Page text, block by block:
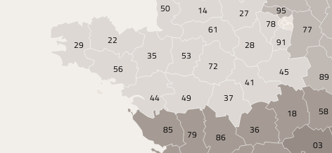
89
77
95
85 79 86
36
18 58
27
14
50
35 53
61
72
28
78
91
22
29
56
44 49 37
41
45
03